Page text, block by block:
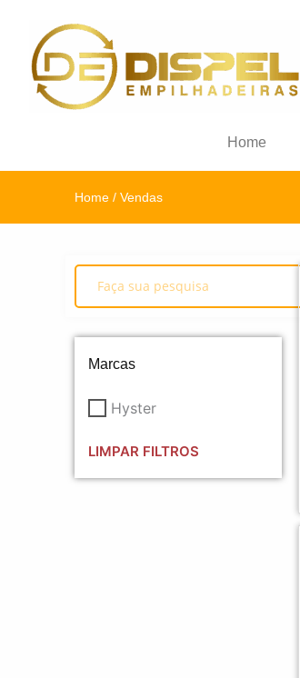
Home
Home / Vendas
Marcas
Hyster
LIMPAR FILTROS